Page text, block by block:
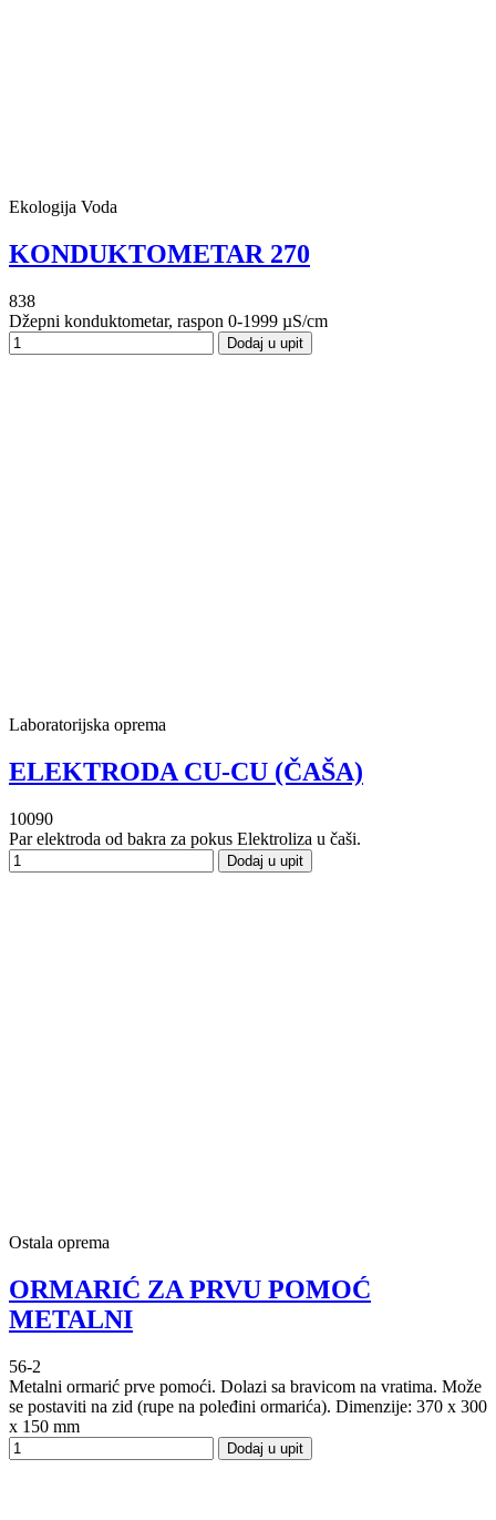
Ekologija Voda
KONDUKTOMETAR 270
838
Džepni konduktometar, raspon 0-1999 µS/cm
Dodaj u upit
Laboratorijska oprema
ELEKTRODA CU-CU (ČAŠA)
10090
Par elektroda od bakra za pokus Elektroliza u čaši.
Dodaj u upit
Ostala oprema
ORMARIĆ ZA PRVU POMOĆ
METALNI
56-2
Metalni ormarić prve pomoći. Dolazi sa bravicom na vratima. Može
se postaviti na zid (rupe na poleđini ormarića). Dimenzije: 370 x 300
x 150 mm
Dodaj u upit